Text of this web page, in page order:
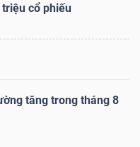
cổ phiếu
tăng trong tháng 8